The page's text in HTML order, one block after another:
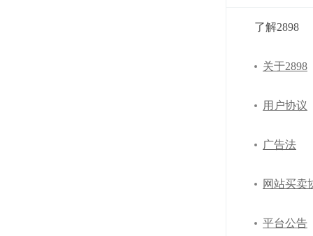
了解2898
关于2898
用户协议
广告法
网站买卖
平台公告